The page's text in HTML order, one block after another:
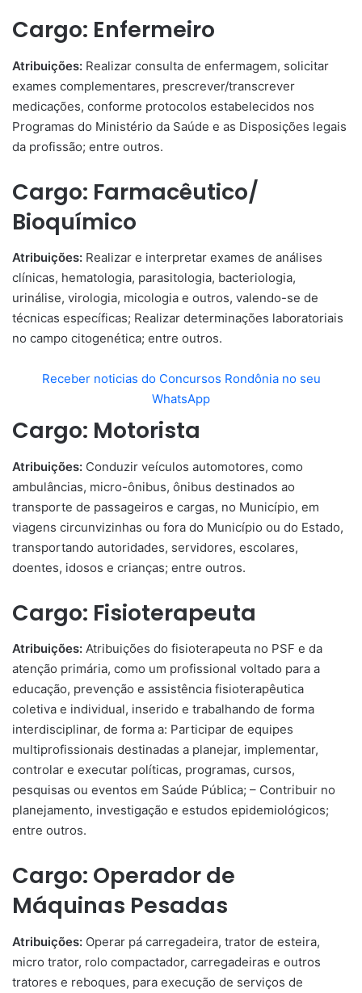
Cargo: Enfermeiro
Atribuições: Realizar consulta de enfermagem, solicitar
exames complementares, prescrever/transcrever
medicações, conforme protocolos estabelecidos nos
Programas do Ministério da Saúde e as Disposições legais
da profissão; entre outros.
Cargo: Farmacêutico/
Bioquímico
Atribuições: Realizar e interpretar exames de análises
clínicas, hematologia, parasitologia, bacteriologia,
urinálise, virologia, micologia e outros, valendo-se de
técnicas específicas; Realizar determinações laboratoriais
no campo citogenética; entre outros.
Receber noticias do Concursos Rondônia no seu
WhatsApp
Cargo: Motorista
Atribuições: Conduzir veículos automotores, como
ambulâncias, micro-ônibus, ônibus destinados ao
transporte de passageiros e cargas, no Município, em
viagens circunvizinhas ou fora do Município ou do Estado,
transportando autoridades, servidores, escolares,
doentes, idosos e crianças; entre outros.
Cargo: Fisioterapeuta
Atribuições: Atribuições do fisioterapeuta no PSF e da
atenção primária, como um profissional voltado para a
educação, prevenção e assistência fisioterapêutica
coletiva e individual, inserido e trabalhando de forma
interdisciplinar, de forma a: Participar de equipes
multiprofissionais destinadas a planejar, implementar,
controlar e executar políticas, programas, cursos,
pesquisas ou eventos em Saúde Pública; – Contribuir no
planejamento, investigação e estudos epidemiológicos;
entre outros.
Cargo: Operador de
Máquinas Pesadas
Atribuições: Operar pá carregadeira, trator de esteira,
micro trator, rolo compactador, carregadeiras e outros
tratores e reboques, para execução de serviços de